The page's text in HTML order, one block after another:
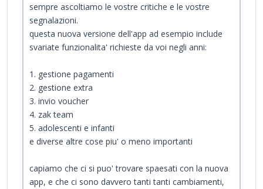
sempre ascoltiamo le vostre critiche e le vostre
segnalazioni.
questa nuova versione dell'app ad esempio include
svariate funzionalita' richieste da voi negli anni:
1. gestione pagamenti
2. gestione extra
3. invio voucher
4. zak team
5. adolescenti e infanti
e diverse altre cose piu' o meno importanti
capiamo che ci si puo' trovare spaesati con la nuova
app, e che ci sono davvero tanti tanti cambiamenti,